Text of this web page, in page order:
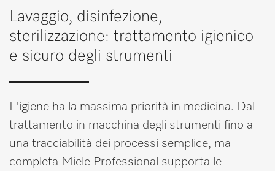
IT DE
Lavaggio, disinfezione,
sterilizzazione: trattamento igienico
e sicuro degli strumenti
L'igiene ha la massima priorità in medicina. Dal
trattamento in macchina degli strumenti fino a
una tracciabilità dei processi semplice, ma
completa Miele Professional supporta le